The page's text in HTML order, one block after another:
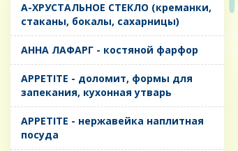
A-ХРУСТАЛЬНОЕ СТЕКЛО (креманки,
стаканы, бокалы, сахарницы)
AHHA ЛАФАРГ - костяной фарфор
APPETITE - доломит, формы для
запекания, кухонная утварь
APPETITE - нержавейка наплитная
посуда